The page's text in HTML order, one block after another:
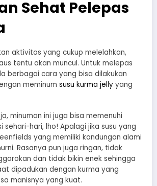
Sehat Pelepas
aktivitas yang cukup melelahkan,
tentu akan muncul. Untuk melepas
berbagai cara yang bisa dilakukan
meminum susu kurma jelly yang
minuman ini juga bisa memenuhi
sehari-hari, lho! Apalagi jika susu yang
yang memiliki kandungan alami
Rasanya pun juga ringan, tidak
dan tidak bikin enek sehingga
dipadukan dengan kurma yang
manisnya yang kuat.